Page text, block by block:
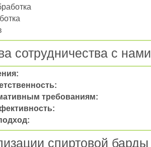
сотрудничества с нами
требованиям:
спиртовой барды